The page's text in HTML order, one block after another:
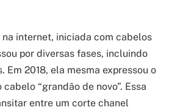
internet, iniciada com cabelos
por diversas fases, incluindo
Em 2018, ela mesma expressou o
“grandão de novo”. Essa
entre um corte chanel